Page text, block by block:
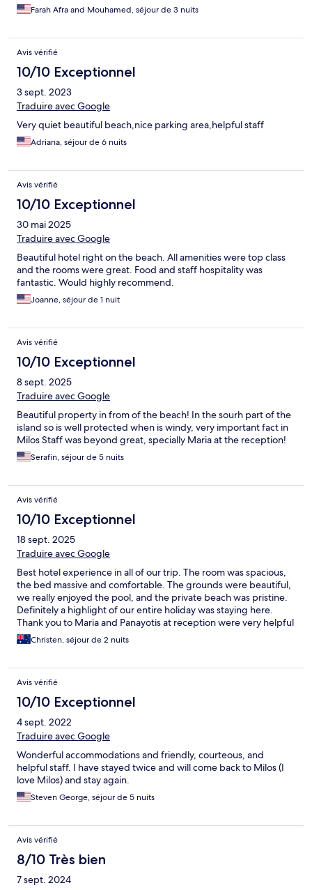
Farah Afra and Mouhamed, séjour de 3 nuits
Avis vérifié
10/10 Exceptionnel
3 sept. 2023
Traduire avec Google
Very quiet beautiful beach,nice parking area,helpful staff
Adriana, séjour de 6 nuits
Avis vérifié
10/10 Exceptionnel
30 mai 2025
Traduire avec Google
Beautiful hotel right on the beach. All amenities were top class
and the rooms were great. Food and staff hospitality was
fantastic. Would highly recommend.
Joanne, séjour de 1 nuit
Avis vérifié
10/10 Exceptionnel
8 sept. 2025
Traduire avec Google
Beautiful property in from of the beach! In the sourh part of the
island so is well protected when is windy, very important fact in
Milos Staff was beyond great, specially Maria at the reception!
Serafin, séjour de 5 nuits
Avis vérifié
10/10 Exceptionnel
18 sept. 2025
Traduire avec Google
Best hotel experience in all of our trip. The room was spacious,
the bed massive and comfortable. The grounds were beautiful,
we really enjoyed the pool, and the private beach was pristine.
Definitely a highlight of our entire holiday was staying here.
Thank you to Maria and Panayotis at reception were very helpful
and lovely to interact with, thank you
Christen, séjour de 2 nuits
Avis vérifié
10/10 Exceptionnel
4 sept. 2022
Traduire avec Google
Wonderful accommodations and friendly, courteous, and
helpful staff. I have stayed twice and will come back to Milos (I
love Milos) and stay again.
Steven George, séjour de 5 nuits
Avis vérifié
8/10 Très bien
7 sept. 2024